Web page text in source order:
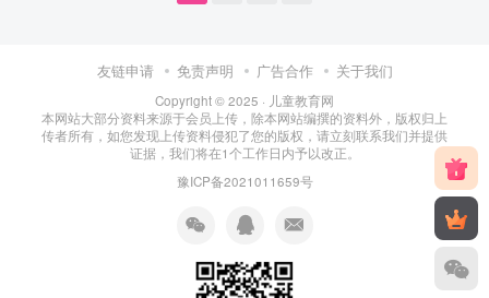
友链申请 免责声明 广告合作 关于我们
Copyright © 2025 · 儿童教育网
本网站大部分资料来源于会员上传，除本网站编撰的资料外，版权归上
传者所有，如您发现上传资料侵犯了您的版权，请立刻联系我们并提供
证据，我们将在1个工作日内予以改正。
豫ICP备2021011659号